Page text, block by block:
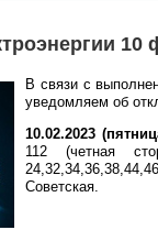
10
В связи с
уведомляем об
10.02.2023
112 (четная
Советская.